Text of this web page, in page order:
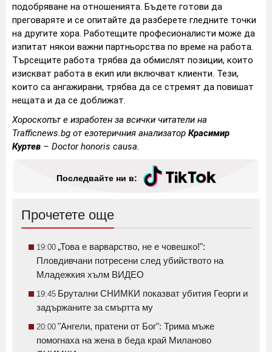
подобряване на отношенията. Бъдете готови да
преговаряте и се опитайте да разберете гледните точки
на другите хора. Работещите професионалисти може да
изпитат някои важни партньорства по време на работа.
Търсещите работа трябва да обмислят позиции, които
изискват работа в екип или включват клиенти. Тези,
които са ангажирани, трябва да се стремят да повишат
нещата и да се доближат.
Хороскопът е изработен за всички читатели на
Trafficnews.bg от езотеричния анализатор Красимир
Куртев – Doctor honoris causa.
Последвайте ни в:
Прочетете още
19:00 „Това е варварство, не е човешко!":
Пловдивчани потресени след убийството на
Младежкия хълм ВИДЕО
19:45 Брутални СНИМКИ показват убития Георги и
задържаните за смъртта му
20:00 "Ангели, пратени от Бог": Трима мъже
помогнаха на жена в беда край Миланово